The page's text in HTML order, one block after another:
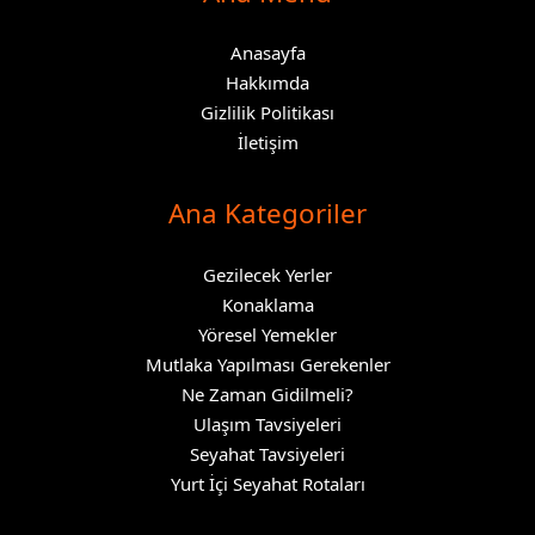
Anasayfa
Hakkımda
Gizlilik Politikası
İletişim
Ana Kategoriler
Gezilecek Yerler
Konaklama
Yöresel Yemekler
Mutlaka Yapılması Gerekenler
Ne Zaman Gidilmeli?
Ulaşım Tavsiyeleri
Seyahat Tavsiyeleri
Yurt İçi Seyahat Rotaları